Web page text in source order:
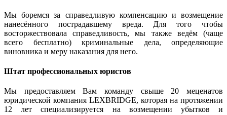
Мы боремся за справедливую компенсацию и возмещение
нанесённого пострадавшему вреда. Для того чтобы
восторжествовала справедливость, мы также ведём (чаще
всего бесплатно) криминальные дела, определяющие
виновника и меру наказания для него.
Штат профессиональных юристов
Мы предоставляем Вам команду свыше 20 меценатов
юридической компания LEXBRIDGE, которая на протяжении
12 лет специализируется на возмещении убытков и